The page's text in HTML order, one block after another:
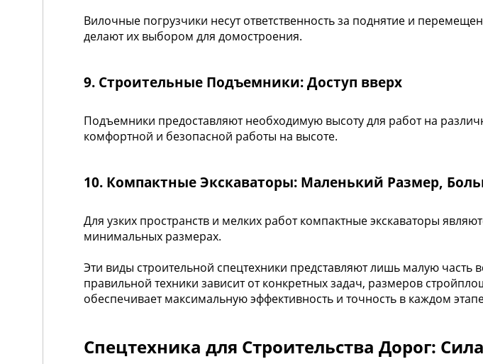
Вилочные погрузчики несут ответственность за поднятие и
делают их выбором для домостроения.
9. Строительные Подъемники: Доступ вверх
Подъемники предоставляют необходимую высоту для работ на
комфортной и безопасной работы на высоте.
10. Компактные Экскаваторы: Маленький Размер,
Для узких пространств и мелких работ компактные экскаваторы
минимальных размерах.
Эти виды строительной спецтехники представляют лишь малую часть
правильной техники зависит от конкретных задач, размеров
обеспечивает максимальную эффективность и точность в каждом
Спецтехника для Строительства Дорог: